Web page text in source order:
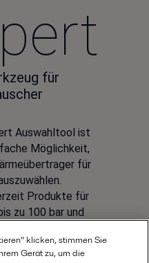
für
Auswahltool ist
Möglichkeit,
für
Produkte für
zu 100 bar und
klicken, stimmen Sie
Gerät zu, um die